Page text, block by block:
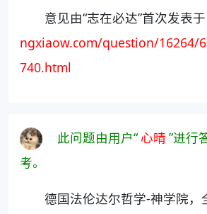
意见由“志在必达”首次发表于
ngxiaow.com/question/16264/
740.html
此问题由用户“ 心晴 ”进行
考。
德国法伦达尔哲学-神学院，